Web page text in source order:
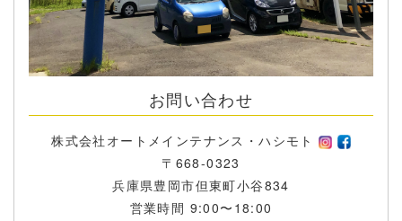
お問い合わせ
株式会社オートメインテナンス・ハシモト
〒668-0323
兵庫県豊岡市但東町小谷834
営業時間 9:00〜18:00